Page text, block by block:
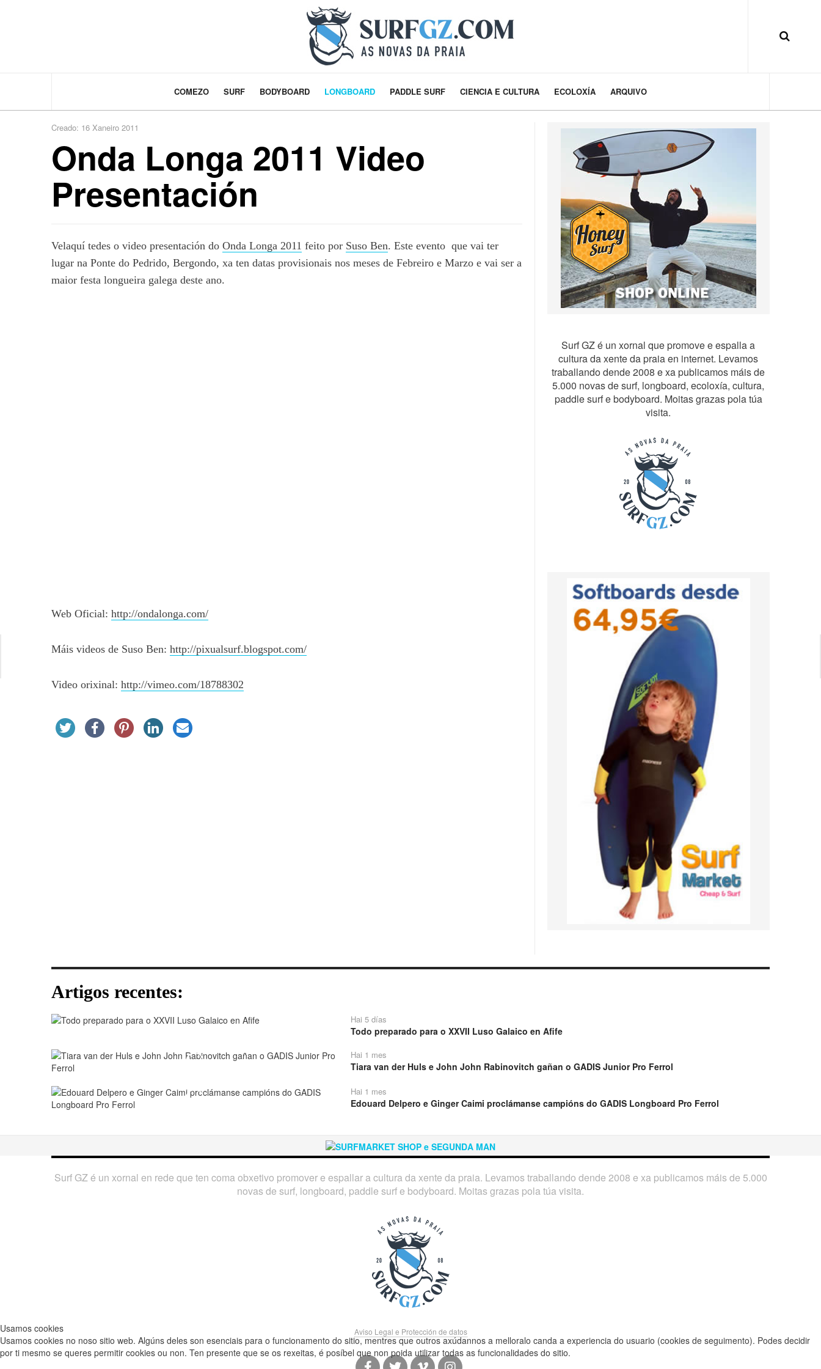
COMEZO SURF BODYBOARD LONGBOARD PADDLE SURF CIENCIA E CULTURA ECOLOXÍA ARQUIVO
Creado: 16 Xaneiro 2011
Onda Longa 2011 Video
Presentación
Velaquí tedes o video presentación do Onda Longa 2011 feito por Suso Ben. Este evento que vai ter
lugar na Ponte do Pedrido, Bergondo, xa ten datas provisionais nos meses de Febreiro e Marzo e vai ser a
maior festa longueira galega deste ano.
Web Oficial: http://ondalonga.com/
Máis videos de Suso Ben: http://pixualsurf.blogspot.com/
Video orixinal: http://vimeo.com/18788302
Surf GZ é un xornal que promove e espalla a
cultura da xente da praia en internet. Levamos
traballando dende 2008 e xa publicamos máis de
5.000 novas de surf, longboard, ecoloxía, cultura,
paddle surf e bodyboard. Moitas grazas pola túa
visita.
Artigos recentes:
Hai 5 días
Todo preparado para o XXVII Luso Galaico en Afife
Hai 1 mes
Tiara van der Huls e John John Rabinovitch gañan o GADIS Junior Pro Ferrol
Hai 1 mes
Edouard Delpero e Ginger Caimi proclámanse campións do GADIS Longboard Pro Ferrol
Surf GZ é un xornal en rede que ten coma obxetivo promover e espallar a cultura da xente da praia. Levamos traballando dende 2008 e xa publicamos máis de 5.000
novas de surf, longboard, paddle surf e bodyboard. Moitas grazas pola túa visita.
Aviso Legal e Protección de datos
Usamos cookies
Usamos cookies no noso sitio web. Algúns deles son esenciais para o funcionamento do sitio, mentres que outros axúdannos a melloralo canda a experiencia do usuario (cookies de seguimento). Podes decidir
por ti mesmo se queres permitir cookies ou non. Ten presente que se os rexeitas, é posíbel que non poida utilizar todas as funcionalidades do sitio.